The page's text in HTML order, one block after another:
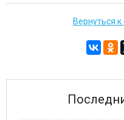
Вернуться